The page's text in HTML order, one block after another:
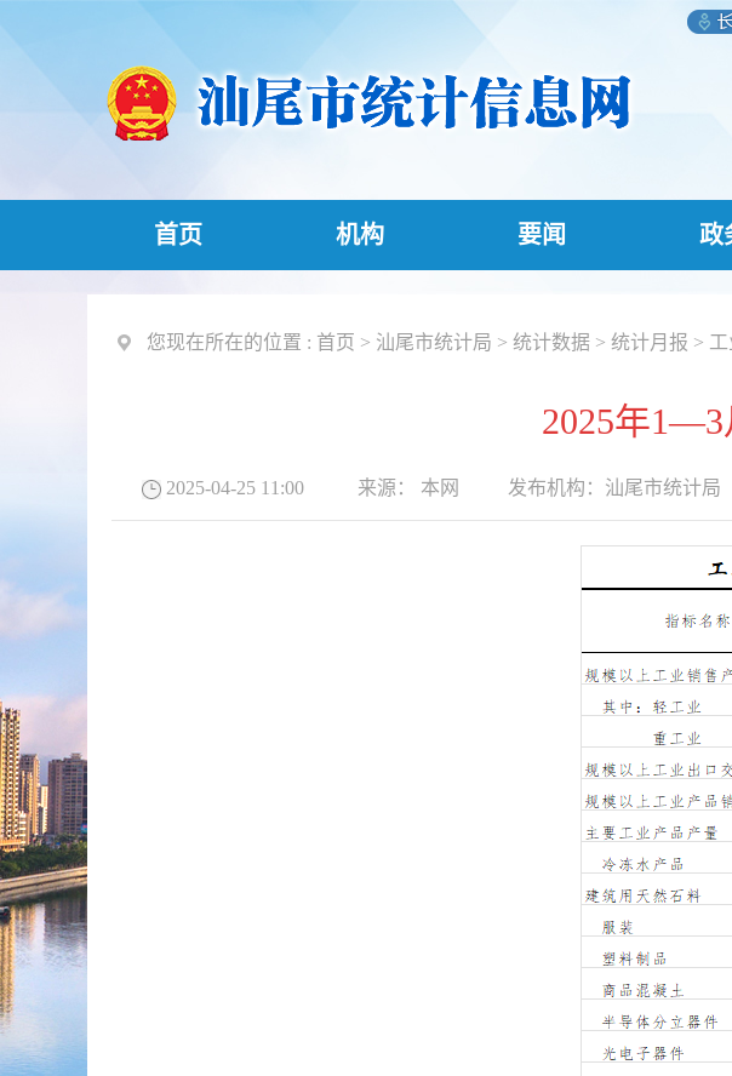
首页 机构 要闻 政
您现在所在的位置 : 首页 > 汕尾市统计局 > 统计数据 > 统计月报 > 工
2025年
2025-04-25 11:00 来源： 本网 发布机构： 汕尾市统计局